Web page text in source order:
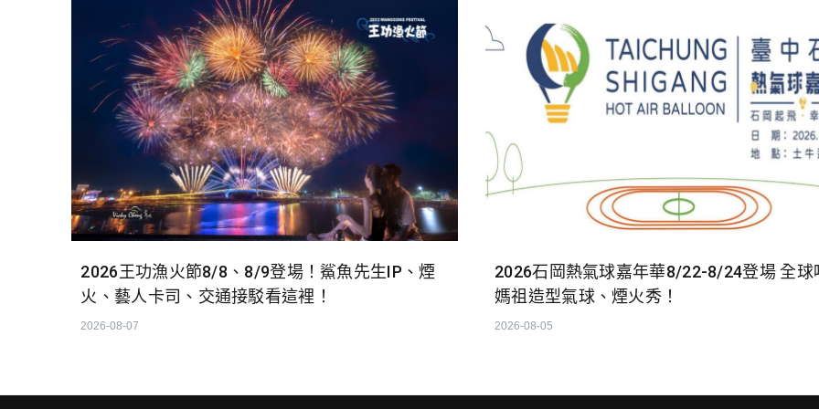
2026王功漁火節8/8、8/9登場！鯊魚先生IP、煙
火、藝人卡司、交通接駁看這裡！
2026-08-07
2026石岡熱氣球嘉年華8/22-8/24登場 全球
媽祖造型氣球、煙火秀！
2026-08-05